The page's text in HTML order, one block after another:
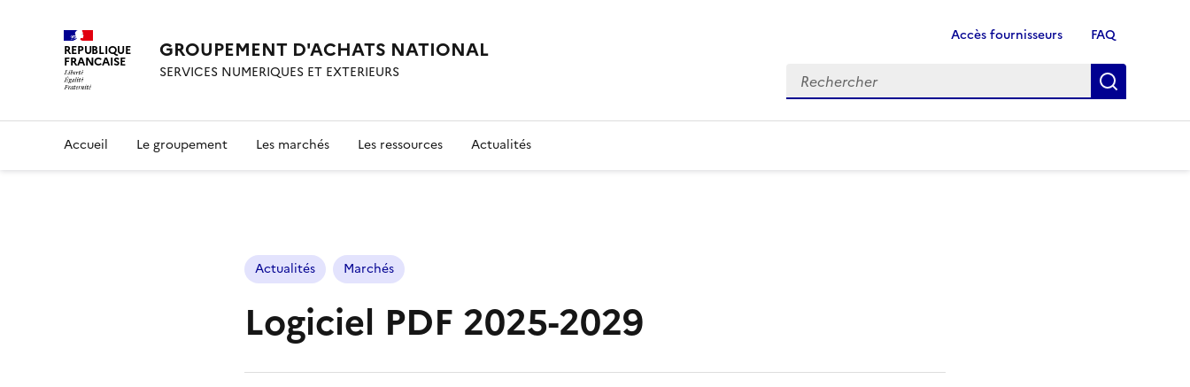
REPUBLIQUE
FRANCAISE GROUPEMENT D'ACHATS NATIONAL
SERVICES NUMERIQUES ET EXTERIEURS
Accès fournisseurs FAQ
Rechercher
Accueil Le groupement Les marchés Les ressources Actualités
Actualités Marchés
Logiciel PDF 2025-2029